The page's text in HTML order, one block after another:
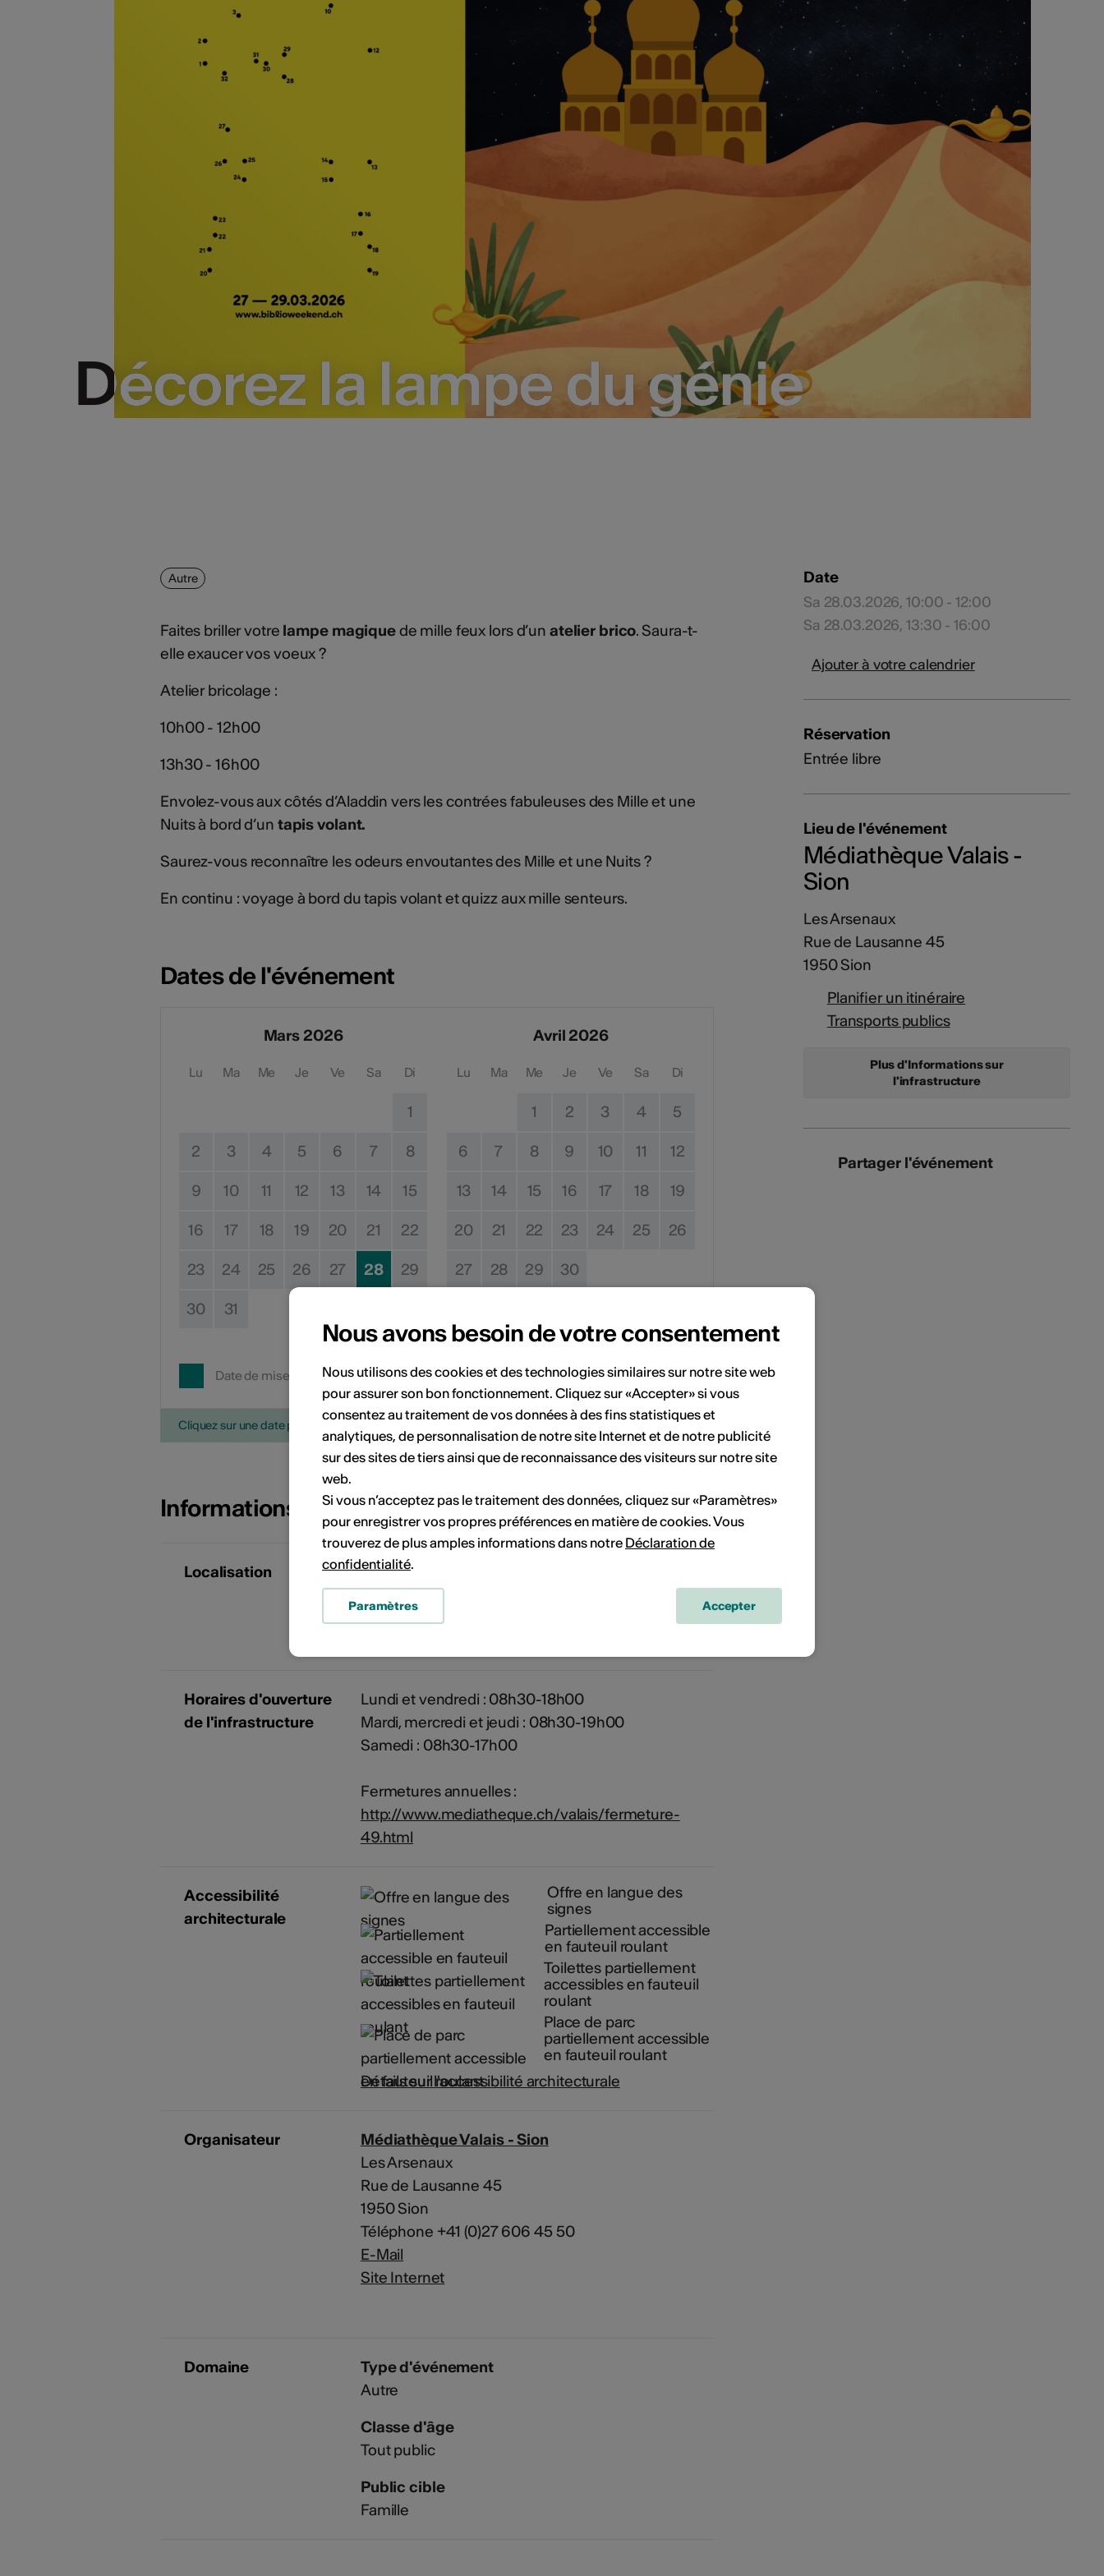
Décorez la lampe du génie
Décorez la lampe du génie
Autre
Faites briller votre lampe magiquede mille feux lors d’un atelier brico. Saura-t-
elle exaucer vos voeux ?
Atelier bricolage :
10h00 - 12h00
13h30 - 16h00
Envolez-vous aux côtés d’Aladdin vers les contrées fabuleuses des Mille et une
Nuits à bord d’un tapis volant.
Saurez-vous reconnaître les odeurs envoutantes des Mille et une Nuits ?
En continu : voyage à bord du tapis volant et quizz aux mille senteurs.
Dates de l'événement
Mars 2026
Lu Ma Me Je Ve Sa Di
1
2 3 4 5 6 7 8
9 10 11 12 13 14 15
16 17 18 19 20 21 22
23 24 25 26 27 28 29
30 31
Avril 2026
Lu Ma Me Je Ve Sa Di
1 2 3 4 5
6 7 8 9 10 11 12
13 14 15 16 17 18 19
20 21 22 23 24 25 26
27 28 29 30
Date de mise en œuvre Pas de date de mise en œuvre
Cliquez sur une date pour ajouter l'événement à votre calendrier.
Informations sur l'événement
Localisation
Médiathèque Valais - Sion
Les Arsenaux
Rue de Lausanne 45
Horaires d'ouverture
de l'infrastructure
Lundi et vendredi : 08h30-18h00
Mardi, mercredi et jeudi : 08h30-19h00
Samedi : 08h30-17h00
Fermetures annuelles :
http://www.mediatheque.ch/valais/fermeture-
49.html
Accessibilité
architecturale
Offre en langue des
signes
Partiellement accessible
en fauteuil roulant
Toilettes partiellement
accessibles en fauteuil
roulant
Place de parc
partiellement accessible
en fauteuil roulant
Détails sur l'accessibilité architecturale
Organisateur
Médiathèque Valais - Sion
Les Arsenaux
Rue de Lausanne 45
1950 Sion
Téléphone +41 (0)27 606 45 50
E-Mail
Site Internet
Domaine
Type d'événement
Autre
Classe d'âge
Tout public
Public cible
Famille
Date
Sa 28.03.2026, 10:00 - 12:00
Sa 28.03.2026, 13:30 - 16:00
Ajouter à votre calendrier
Réservation
Entrée libre
Lieu de l'événement
Médiathèque Valais -
Sion
Les Arsenaux
Rue de Lausanne 45
1950 Sion
Planifier un itinéraire
Transports publics
Plus d'Informations sur
l'infrastructure
Partager l'événement
Nous avons besoin de votre consentement
Nous utilisons des cookies et des technologies similaires sur notre site web
pour assurer son bon fonctionnement. Cliquez sur «Accepter» si vous
consentez au traitement de vos données à des fins statistiques et
analytiques, de personnalisation de notre site Internet et de notre publicité
sur des sites de tiers ainsi que de reconnaissance des visiteurs sur notre site
web.
Si vous n’acceptez pas le traitement des données, cliquez sur «Paramètres»
pour enregistrer vos propres préférences en matière de cookies. Vous
trouverez de plus amples informations dans notre Déclaration de
confidentialité.
Paramètres Accepter